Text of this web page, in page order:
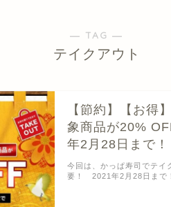
― TAG ―
テイクアウト
【節約】【お得
象商品が20%
年2月28日まで！
今回は、かっぱ寿司でテイ
要！ 2021年2月28日ま